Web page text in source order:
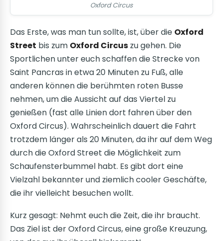
Oxford Circus
Das Erste, was man tun sollte, ist, über die Oxford
Street bis zum Oxford Circus zu gehen. Die
Sportlichen unter euch schaffen die Strecke von
Saint Pancras in etwa 20 Minuten zu Fuß, alle
anderen können die berühmten roten Busse
nehmen, um die Aussicht auf das Viertel zu
genießen (fast alle Linien dort fahren über den
Oxford Circus). Wahrscheinlich dauert die Fahrt
trotzdem länger als 20 Minuten, da ihr auf dem Weg
durch die Oxford Street die Möglichkeit zum
Schaufensterbummel habt. Es gibt dort eine
Vielzahl bekannter und ziemlich cooler Geschäfte,
die ihr vielleicht besuchen wollt.
Kurz gesagt: Nehmt euch die Zeit, die ihr braucht.
Das Ziel ist der Oxford Circus, eine große Kreuzung,